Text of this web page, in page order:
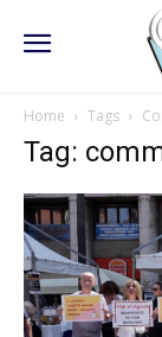
Home Tags
Tag: